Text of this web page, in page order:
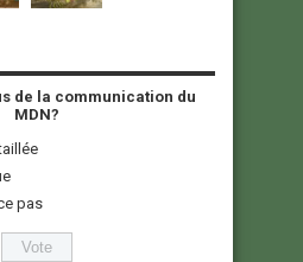
de la communication du
MDN?
pas